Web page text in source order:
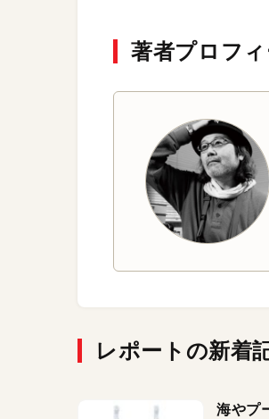
著者プロフ
レポートの新着
海やプ